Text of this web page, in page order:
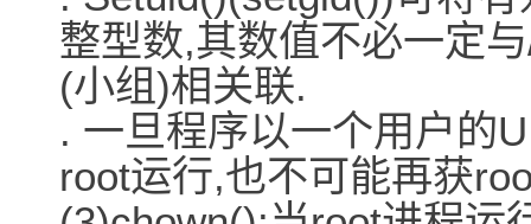
整型数,其数值不必一定
(小组)相关联.
. 一旦程序以一个用户的
root运行,也不可能再获